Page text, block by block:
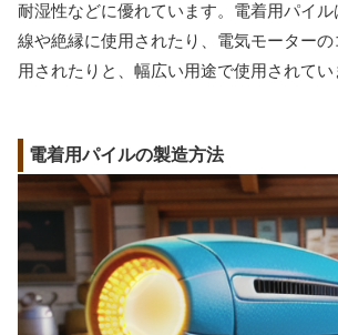
耐湿性などに優れています。電着用パイ
線や絶縁に使用されたり、電気モーター
用されたりと、幅広い用途で使用されてい
電着用パイルの製造方法